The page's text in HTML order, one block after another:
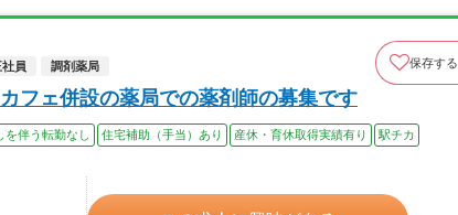
社員 調剤薬局 保存する
フェ併設の薬局での薬剤師の募集です
を伴う転勤なし 住宅補助（手当）あり 産休・育休取得実績有り
駅チカ